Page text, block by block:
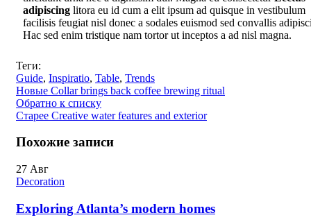
adipiscing litora eu id cum a elit ipsum ad quisque in vestibulum
facilisis feugiat nisl donec a sodales euismod sed convallis
Hac sed enim tristique nam tortor ut inceptos a ad nisl magna.
Теги:
Guide, Inspiratio, Table, Trends
Новые Collar brings back coffee brewing ritual
Обратно к списку
Старее Creative water features and exterior
Похожие записи
27 Авг
Decoration
Exploring Atlanta’s modern homes